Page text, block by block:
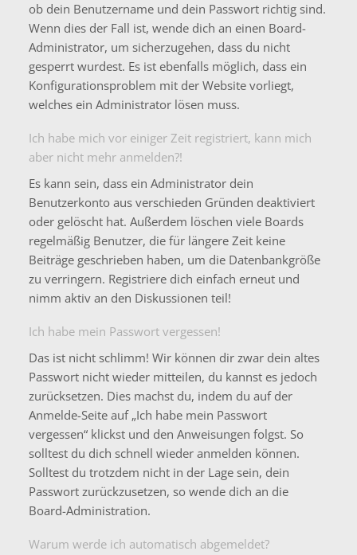
ob dein Benutzername und dein Passwort richtig sind.
Wenn dies der Fall ist, wende dich an einen Board-
Administrator, um sicherzugehen, dass du nicht
gesperrt wurdest. Es ist ebenfalls möglich, dass ein
Konfigurationsproblem mit der Website vorliegt,
welches ein Administrator lösen muss.
Ich habe mich vor einiger Zeit registriert, kann mich
aber nicht mehr anmelden?!
Es kann sein, dass ein Administrator dein
Benutzerkonto aus verschieden Gründen deaktiviert
oder gelöscht hat. Außerdem löschen viele Boards
regelmäßig Benutzer, die für längere Zeit keine
Beiträge geschrieben haben, um die Datenbankgröße
zu verringern. Registriere dich einfach erneut und
nimm aktiv an den Diskussionen teil!
Ich habe mein Passwort vergessen!
Das ist nicht schlimm! Wir können dir zwar dein altes
Passwort nicht wieder mitteilen, du kannst es jedoch
zurücksetzen. Dies machst du, indem du auf der
Anmelde-Seite auf „Ich habe mein Passwort
vergessen“ klickst und den Anweisungen folgst. So
solltest du dich schnell wieder anmelden können.
Solltest du trotzdem nicht in der Lage sein, dein
Passwort zurückzusetzen, so wende dich an die
Board-Administration.
Warum werde ich automatisch abgemeldet?